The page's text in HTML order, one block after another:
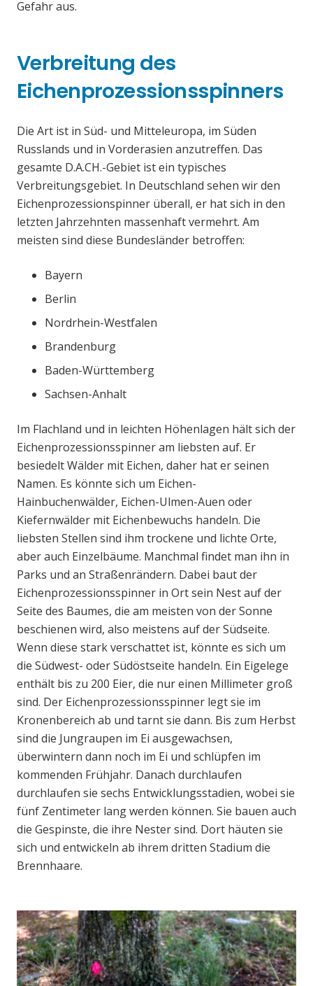
Gefahr aus.
Verbreitung des
Eichenprozessionsspinners
Die Art ist in Süd- und Mitteleuropa, im Süden
Russlands und in Vorderasien anzutreffen. Das
gesamte D.A.CH.-Gebiet ist ein typisches
Verbreitungsgebiet. In Deutschland sehen wir den
Eichenprozessionspinner überall, er hat sich in den
letzten Jahrzehnten massenhaft vermehrt. Am
meisten sind diese Bundesländer betroffen:
Bayern
Berlin
Nordrhein-Westfalen
Brandenburg
Baden-Württemberg
Sachsen-Anhalt
Im Flachland und in leichten Höhenlagen hält sich der
Eichenprozessionsspinner am liebsten auf. Er
besiedelt Wälder mit Eichen, daher hat er seinen
Namen. Es könnte sich um Eichen-
Hainbuchenwälder, Eichen-Ulmen-Auen oder
Kiefernwälder mit Eichenbewuchs handeln. Die
liebsten Stellen sind ihm trockene und lichte Orte,
aber auch Einzelbäume. Manchmal findet man ihn in
Parks und an Straßenrändern. Dabei baut der
Eichenprozessionsspinner in Ort sein Nest auf der
Seite des Baumes, die am meisten von der Sonne
beschienen wird, also meistens auf der Südseite.
Wenn diese stark verschattet ist, könnte es sich um
die Südwest- oder Südöstseite handeln. Ein Eigelege
enthält bis zu 200 Eier, die nur einen Millimeter groß
sind. Der Eichenprozessionsspinner legt sie im
Kronenbereich ab und tarnt sie dann. Bis zum Herbst
sind die Jungraupen im Ei ausgewachsen,
überwintern dann noch im Ei und schlüpfen im
kommenden Frühjahr. Danach durchlaufen
durchlaufen sie sechs Entwicklungsstadien, wobei sie
fünf Zentimeter lang werden können. Sie bauen auch
die Gespinste, die ihre Nester sind. Dort häuten sie
sich und entwickeln ab ihrem dritten Stadium die
Brennhaare.